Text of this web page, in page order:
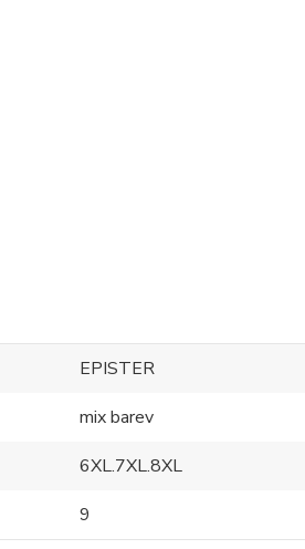
EPISTER
mix barev
6XL.7XL.8XL
9